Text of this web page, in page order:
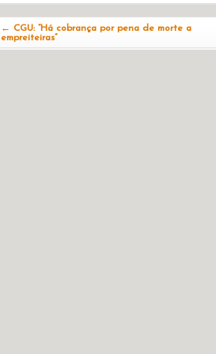
← CGU: ”Há cobrança por pena de morte a
empreiteiras”